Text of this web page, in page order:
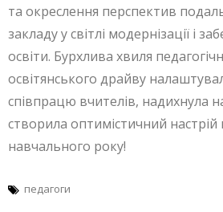
та окреслення перспектив
закладу у світлі модернізації і
освіти. Бурхлива хвиля
освітянського драйву
співпрацю вчителів, надихнула
створила оптимістичний
навчального року!
педагоги